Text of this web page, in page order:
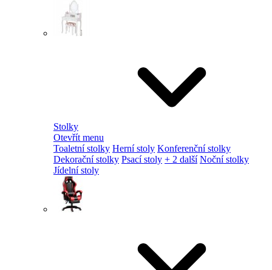
Stolky
Otevřít menu
Toaletní stolky Herní stoly Konferenční stolky
Dekorační stolky Psací stoly + 2 další Noční stolky
Jídelní stoly